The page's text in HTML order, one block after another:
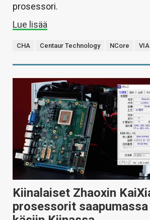
prosessori.
Lue lisää
CHA Centaur Technology NCore VIA
Kiinalaiset Zhaoxin
prosessorit